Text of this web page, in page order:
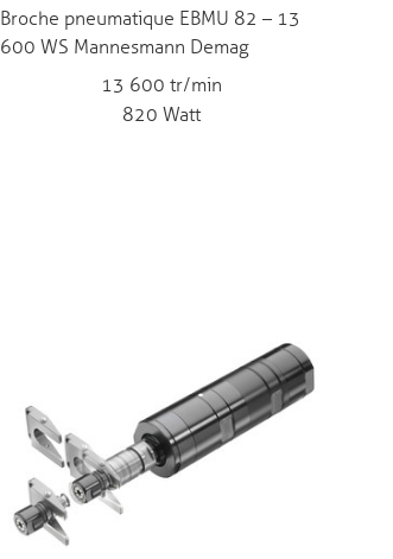
Broche pneumatique EBMU 82 – 13
600 WS Mannesmann Demag
13 600 tr/min
820 Watt